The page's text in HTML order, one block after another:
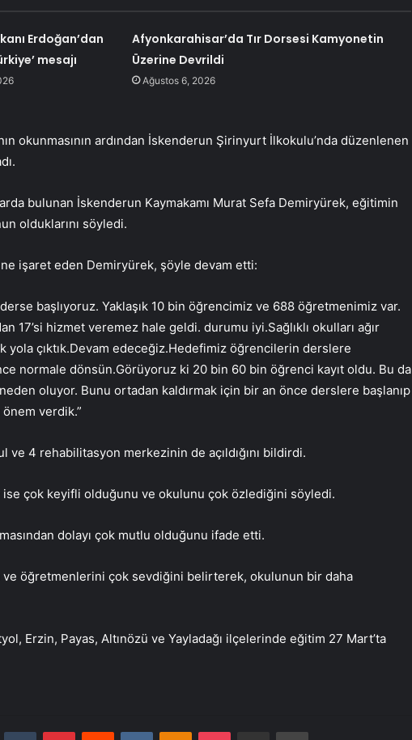
Erdoğan’dan
mesajı
Afyonkarahisar’da Tır Dorsesi Kamyonetin
Üzerine Devrildi
Ağustos 6, 2026
okunmasının ardından İskenderun Şirinyurt İlkokulu’nda düzenlenen
bulunan İskenderun Kaymakamı Murat Sefa Demiryürek, eğitimin
olduklarını söyledi.
işaret eden Demiryürek, şöyle devam etti:
başlıyoruz. Yaklaşık 10 bin öğrencimiz ve 688 öğretmenimiz var.
17’si hizmet veremez hale geldi. durumu iyi.Sağlıklı okulları ağır
yola çıktık.Devam edeceğiz.Hedefimiz öğrencilerin derslere
normale dönsün.Görüyoruz ki 20 bin 60 bin öğrenci kayıt oldu. Bu da
oluyor. Bunu ortadan kaldırmak için bir an önce derslere başlanıp
verdik.”
ve 4 rehabilitasyon merkezinin de açıldığını bildirdi.
çok keyifli olduğunu ve okulunu çok özlediğini söyledi.
dolayı çok mutlu olduğunu ifade etti.
öğretmenlerini çok sevdiğini belirterek, okulunun bir daha
Erzin, Payas, Altınözü ve Yayladağı ilçelerinde eğitim 27 Mart’ta
Tumblr PinterestReddit VKontakteOdnoklassniki
Pocket E-Posta ile paylaş Yazdır